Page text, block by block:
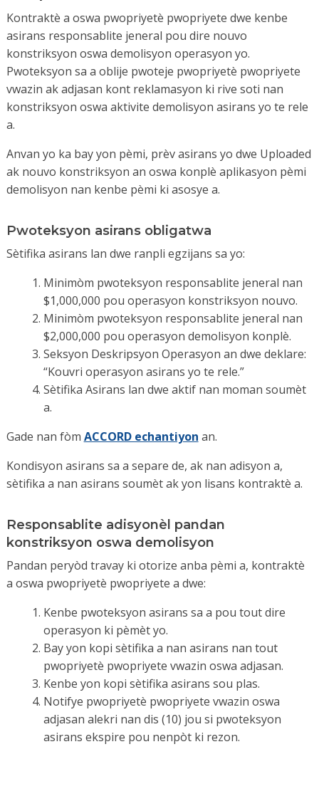
lisans lan. Founisè a dwe apwouve PensilvaniDepatman
Travay ak Endistri PA
a, epi yo dwe soumèt prèv fini
ak aplikasyon renouvèlman an.
Kontinye èdtan edikasyon nan ègzumasyon, tranche, ak
mekanik tè ka aplike tou nan direksyon egzijans pou
OSHA 30 Sekirite Konstriksyon ak Sante.
Sit administratè sekirite pou gwo
pwojè
Yon manadjè sekirite sit dwe sipèvize nenpòt nouvo
yon bilding ki se:
Plis pase twa istwa wotè.
40 pye nan wotè.
Oswa avèk yon anprint pi gwo pase 10,000 pye
kare.
Manadjè sekirite sit deziyen an (yo) dwe ranpli OSHA 30
Sekirite Konstriksyon ak Sante ki ofri pa yon
otorize OSHA Outreach
oswa yon altènatif apwouve.
konpayi an
kalifikasyon yo ak kalifikasyon nan
fòmatè
Yon pwogram asirans kalite
dokimante
Kondisyon pou fè tès:
Idantifye yon klas pase pou
sètifikasyon
Bay omwen yon opòtinite yo Repriz
Resètifikasyon:
OSHA 3015 oswa altènativ EVITP dwe:
Mete yon pwosesis resètifikasyon
oswa renouvèlman
Ki jan yo soumèt yon revizyon pwogram:
Pou soumèt yon pwogram pou konsiderasyon, dokiman
imèl baygarvin.jowers@phila.gov
Kontraktè a oswa pwopriyetè pwopriyete dwe kenbe
asirans responsablite jeneral pou dire nouvo
konstriksyon oswa demolisyon operasyon yo.
Pwoteksyon sa a oblije pwoteje pwopriyetè pwopriyete
vwazin ak adjasan kont reklamasyon ki rive soti nan
konstriksyon oswa aktivite demolisyon asirans yo te rele
a.
Anvan yo ka bay yon pèmi, prèv asirans yo dwe Uploaded
ak nouvo konstriksyon an oswa konplè aplikasyon pèmi
demolisyon nan kenbe pèmi ki asosye a.
Pwoteksyon asirans obligatwa
Sètifika asirans lan dwe ranpli egzijans sa yo:
Minimòm pwoteksyon responsablite jeneral nan
$1,000,000 pou operasyon konstriksyon nouvo.
Minimòm pwoteksyon responsablite jeneral nan
$2,000,000 pou operasyon demolisyon konplè.
Seksyon Deskripsyon Operasyon an dwe deklare:
“Kouvri operasyon asirans yo te rele.”
Sètifika Asirans lan dwe aktif nan moman soumèt
a.
Gade nan fòm ACCORD echantiyon an.
Kondisyon asirans sa a separe de, ak nan adisyon a,
sètifika a nan asirans soumèt ak yon lisans kontraktè a.
Responsablite adisyonèl pandan
konstriksyon oswa demolisyon
Pandan peryòd travay ki otorize anba pèmi a, kontraktè
a oswa pwopriyetè pwopriyete a dwe:
Kenbe pwoteksyon asirans sa a pou tout dire
operasyon ki pèmèt yo.
Bay yon kopi sètifika a nan asirans nan tout
pwopriyetè pwopriyete vwazin oswa adjasan.
Kenbe yon kopi sètifika asirans sou plas.
Notifye pwopriyetè pwopriyete vwazin oswa
adjasan alekri nan dis (10) jou si pwoteksyon
asirans ekspire pou nenpòt ki rezon.